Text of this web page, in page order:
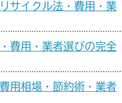
サイクル法・費用・業
費用・業者選びの完全
用相場・節約術・業者